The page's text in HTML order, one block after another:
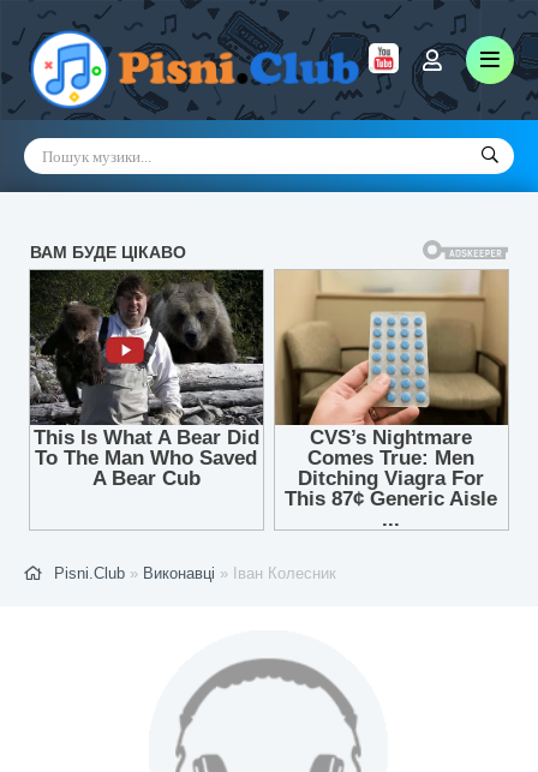
Pisni.Club » Виконавці » Іван Колесник